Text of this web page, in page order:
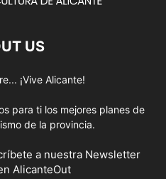
US
¡Vive Alicante!
para ti los mejores planes de
de la provincia.
a nuestra Newsletter
AlicanteOut